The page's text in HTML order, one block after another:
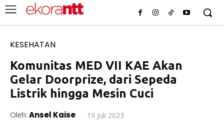
KESEHATAN
Komunitas MED VII KAE Akan
Gelar Doorprize, dari Sepeda
Listrik hingga Mesin Cuci
Oleh: Ansel Kaise 19 Juli 2023